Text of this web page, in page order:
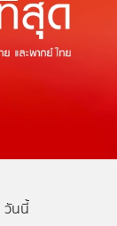
วันนี้